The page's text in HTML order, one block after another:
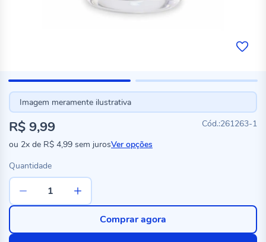
Imagem meramente ilustrativa
261263-1
R$ 9,99
ou 2x de R$ 4,99 sem jurosVer opções
Quantidade
Comprar agora